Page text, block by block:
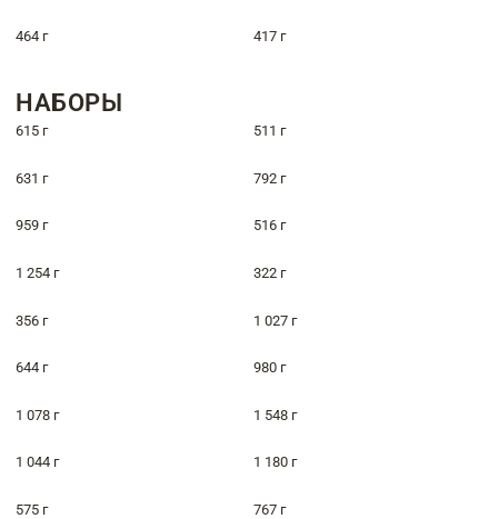
464 г 417 г
НАБОРЫ
615 г 511 г
631 г 792 г
959 г 516 г
1 254 г 322 г
356 г 1 027 г
644 г 980 г
1 078 г 1 548 г
1 044 г 1 180 г
575 г 767 г